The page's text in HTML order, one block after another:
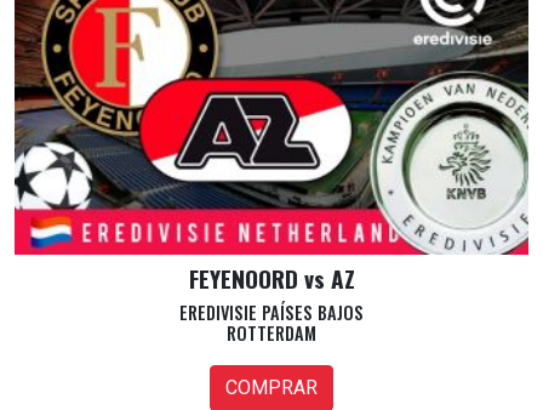
FEYENOORD vs AZ
EREDIVISIE PAÍSES BAJOS
ROTTERDAM
COMPRAR